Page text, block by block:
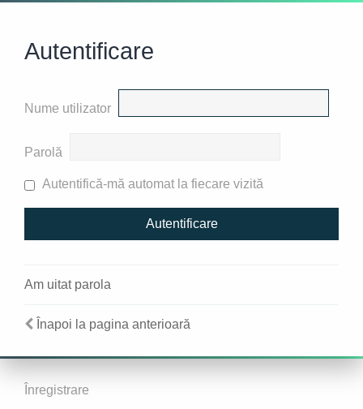
Autentificare
Nume utilizator
Parolă
Autentifică-mă automat la fiecare vizită
Am uitat parola
Înapoi la pagina anterioară
Înregistrare